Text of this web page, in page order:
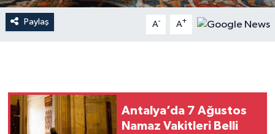
Paylaş A- A+
Antalya’da 7 Ağustos
Namaz Vakitleri Belli